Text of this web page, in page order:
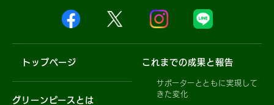
トップページ
グリーンピースとは
これまでの成果と報告
サポーターとともに実現して
きた変化